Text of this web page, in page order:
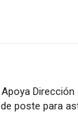
Apoya
de poste para